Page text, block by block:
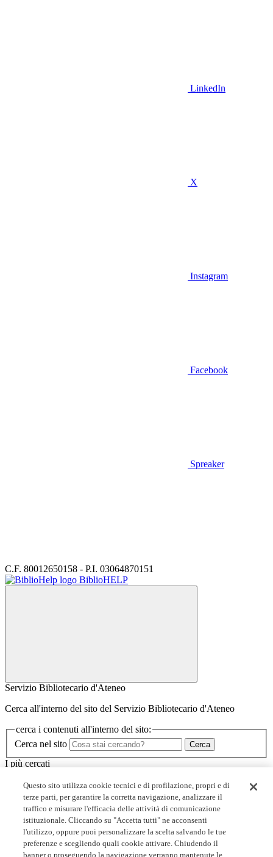
LinkedIn
X
Instagram
Facebook
Spreaker
C.F. 80012650158 - P.I. 03064870151
BiblioHELP
Servizio Bibliotecario d'Ateneo
Cerca all'interno del sito del Servizio Bibliotecario d'Ateneo
cerca i contenuti all'interno del sito:
Cerca nel sito
Cerca
I più cercati
Minerva
I corsi dello SBA
Biblioteche
Servizi
Link utili
Questo sito utilizza cookie tecnici e di profilazione, propri e di
terze parti, per garantire la corretta navigazione, analizzare il
traffico e misurare l'efficacia delle attività di comunicazione
istituzionale. Cliccando su "Accetta tutti" ne acconsenti
l'utilizzo, oppure puoi personalizzare la scelta salvando le tue
preferenze e scegliendo quali cookie attivare. Chiudendo il
banner o proseguendo la navigazione verranno mantenute le